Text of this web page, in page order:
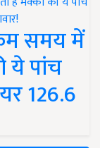
समय में
ये पांच
126.6